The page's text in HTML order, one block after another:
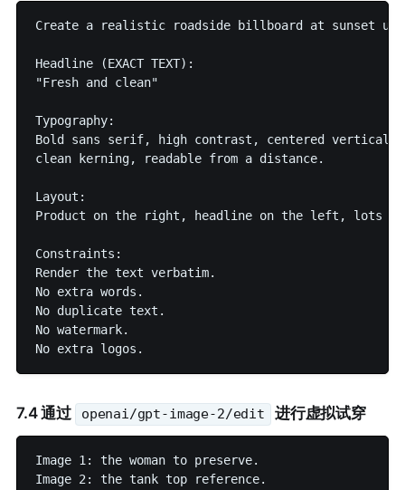
Create a realistic roadside billboard at sunset
Headline (EXACT TEXT):
"Fresh and clean"
Typography:
Bold sans serif, high contrast, centered
clean kerning, readable from a distance.
Layout:
Product on the right, headline on the left, lots of
Constraints:
Render the text verbatim.
No extra words.
No duplicate text.
No watermark.
7.4 通过 openai/gpt-image-2/edit 进行虚拟试穿
Image 1: the woman to preserve.
Image 2: the tank top reference.